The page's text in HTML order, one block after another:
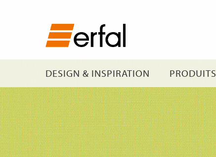
DESIGN & INSPIRATION PRODUITS